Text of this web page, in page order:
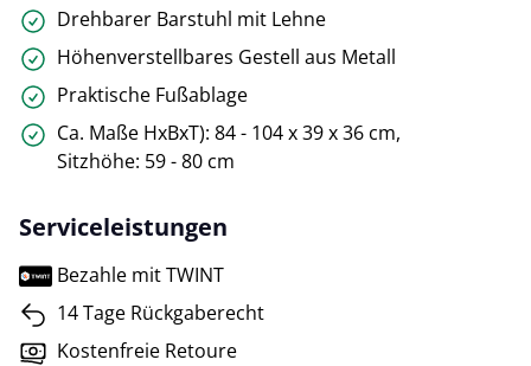
Drehbarer Barstuhl mit Lehne
Höhenverstellbares Gestell aus Metall
Praktische Fußablage
Ca. Maße HxBxT): 84 - 104 x 39 x 36 cm,
Sitzhöhe: 59 - 80 cm
Serviceleistungen
Bezahle mit TWINT
14 Tage Rückgaberecht
Kostenfreie Retoure